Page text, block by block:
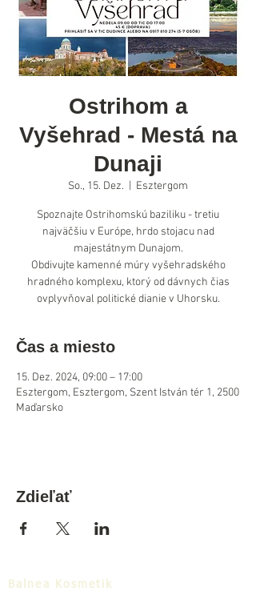
Ostrihom a
Vyšehrad - Mestá na
Dunaji
So., 15. Dez. Esztergom
Spoznajte Ostrihomskú baziliku - tretiu
najväčšiu v Európe, hrdo stojacu nad
majestátnym Dunajom.
Obdivujte kamenné múry vyšehradského
hradného komplexu, ktorý od dávnych čias
ovplyvňoval politické dianie v Uhorsku.
Čas a miesto
15. Dez. 2024, 09:00 – 17:00
Esztergom, Esztergom, Szent István tér 1, 2500
Maďarsko
Zdieľať
Balnea Kosmetik